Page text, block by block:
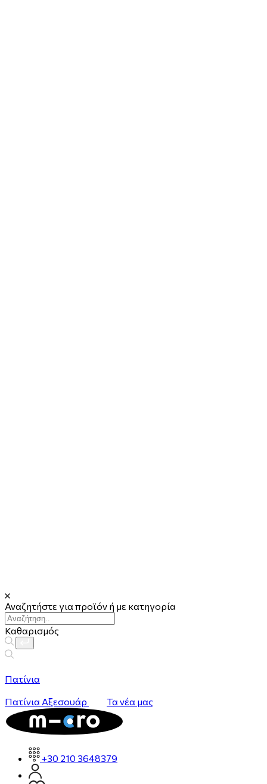
Αναζητήστε για προϊόν ή με κατηγορία
Καθαρισμός
Πατίνια
Πατίνια Αξεσουάρ Τα νέα μας
+30 210 3648379